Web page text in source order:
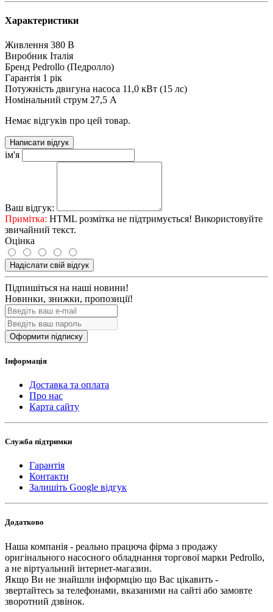
Характеристики
Живлення 380 В
Виробник Італія
Бренд Pedrollo (Педролло)
Гарантія 1 рік
Потужність двигуна насоса 11,0 кВт (15 лс)
Номінальний струм 27,5 А
Немає відгуків про цей товар.
Написати відгук
ім'я
Ваш відгук:
Примітка: HTML розмітка не підтримується! Використовуйте
звичайний текст.
Оцінка
Надіслати свій відгук
Підпишіться на наші новини!
Новинки, знижки, пропозиції!
Оформити підписку
Інформація
Доставка та оплата
Про нас
Карта сайту
Служба підтримки
Гарантія
Контакти
Залишіть Google відгук
Додатково
Наша компанія - реально працюча фірма з продажу
оригінального насосного обладнання торгової марки Pedrollo,
а не віртуальний інтернет-магазин.
Якщо Ви не знайшли інформцію що Вас цікавить -
звертайтесь за телефонами, вказаними на сайті або замовте
зворотний дзвінок.